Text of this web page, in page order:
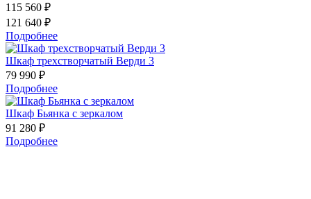
115 560 ₽
121 640 ₽
Подробнее
Шкаф трехстворчатый Верди 3
79 990 ₽
Подробнее
Шкаф Бьянка с зеркалом
91 280 ₽
Подробнее